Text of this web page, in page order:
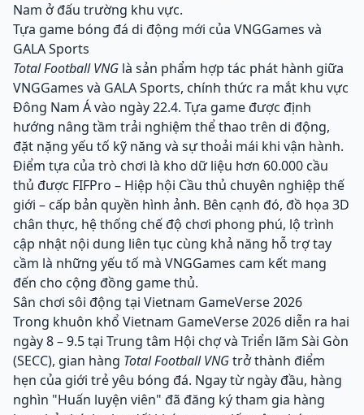
Nam ở đấu trường khu vực.
Tựa game bóng đá di động mới của VNGGames và
GALA Sports
Total Football VNG là sản phẩm hợp tác phát hành giữa
VNGGames và GALA Sports, chính thức ra mắt khu vực
Đông Nam Á vào ngày 22.4. Tựa game được định
hướng nâng tầm trải nghiệm thể thao trên di động,
đặt nặng yếu tố kỹ năng và sự thoải mái khi vận hành.
Điểm tựa của trò chơi là kho dữ liệu hơn 60.000 cầu
thủ được FIFPro – Hiệp hội Cầu thủ chuyên nghiệp thế
giới – cấp bản quyền hình ảnh. Bên cạnh đó, đồ họa 3D
chân thực, hệ thống chế độ chơi phong phú, lộ trình
cập nhật nội dung liên tục cùng khả năng hỗ trợ tay
cầm là những yếu tố mà VNGGames cam kết mang
đến cho cộng đồng game thủ.
Sân chơi sôi động tại Vietnam GameVerse 2026
Trong khuôn khổ Vietnam GameVerse 2026 diễn ra hai
ngày 8 – 9.5 tại Trung tâm Hội chợ và Triển lãm Sài Gòn
(SECC), gian hàng Total Football VNGtrở thành điểm
hẹn của giới trẻ yêu bóng đá. Ngay từ ngày đầu, hàng
nghìn "Huấn luyện viên" đã đăng ký tham gia hàng